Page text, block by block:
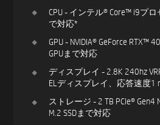
CPU - インテル® Core™ i9プ
で対応*
GPU - NVIDIA® GeForce RTX™
GPUまで対応
ディスプレイ - 2.8K 240hz
ELディスプレイ、応答速度1
ストレージ - 2 TB PCIe® Gen4
M.2 SSDまで対応